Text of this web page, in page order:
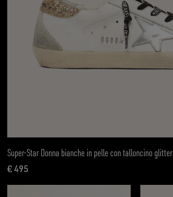
Super-Star Donna bianche in pelle con talloncino glitter
€ 495
prezzo attuale € 495